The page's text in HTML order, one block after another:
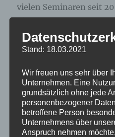
vielen Seminaren seit 20
Aktuell aber scheint die
Führungsnachwuchs
werden, denn kaum
schon mehrfach auf
hingewiesen, allerdings
immer schlechteren
ungebrochen.
Stand: 18.03.2021
Wir freuen uns sehr über
Unternehmen. Eine
grundsätzlich ohne jede
personenbezogener
betroffene Person
Unternehmens über
Anspruch nehmen